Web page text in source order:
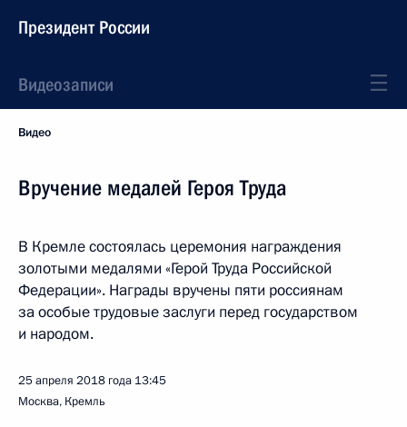
Президент России
Видеозаписи
Видео
Вручение медалей Героя Труда
В Кремле состоялась церемония награждения
золотыми медалями «Герой Труда Российской
Федерации». Награды вручены пяти россиянам
за особые трудовые заслуги перед государством
и народом.
25 апреля 2018 года 13:45
Москва, Кремль